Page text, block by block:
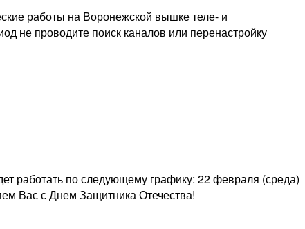
работы на Воронежской вышке теле- и
не проводите поиск каналов или перенастройку
работать по следующему графику: 22 февраля (среда)
Вас с Днем Защитника Отечества!